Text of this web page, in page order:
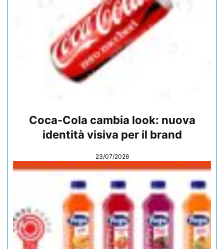
Coca-Cola cambia look: nuova
identità visiva per il brand
23/07/2026